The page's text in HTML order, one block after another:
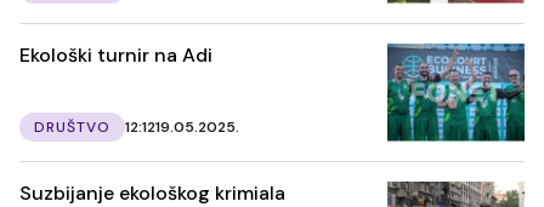
Ekološki turnir na Adi
DRUŠTVO 12:1219.05.2025.
Suzbijanje ekološkog krimiala